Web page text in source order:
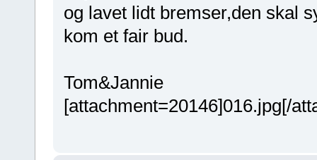
og lavet lidt bremser,den skal
kom et fair bud.
Tom&Jannie
[attachment=20146]016.jpg[/